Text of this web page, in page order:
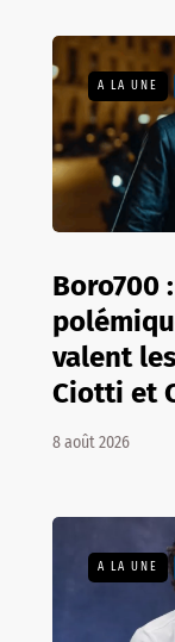
A LA UNE
Boro700
valent
Ciotti et
8 août 2026
A LA UNE